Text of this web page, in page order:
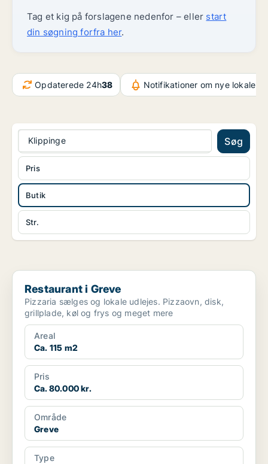
Tag et kig på forslagene nedenfor – eller start
din søgning forfra her.
Opdaterede 24h38 Notifikationer om nye lokaler
Klippinge Søg
Butik
Str.
Pris
Restaurant i Greve
Restaurant i Greve
Pizzaria sælges og lokale udlejes. Pizzaovn, disk,
grillplade, køl og frys og meget mere
Areal
Ca. 115 m2
Pris
Ca. 80.000 kr.
Område
Greve
Type